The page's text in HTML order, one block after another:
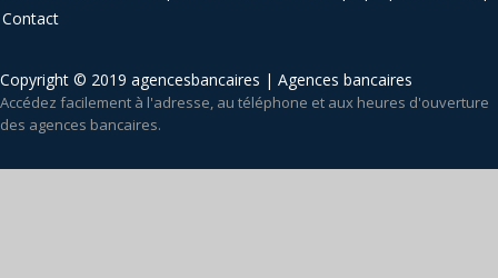
Contact
Copyright © 2019 agencesbancaires | Agences bancaires
Accédez facilement à l'adresse, au téléphone et aux heures d'ouverture
des agences bancaires.